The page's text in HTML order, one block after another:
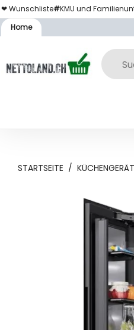
❤ Wunschliste#KMU und
Home
STARTSEITE /